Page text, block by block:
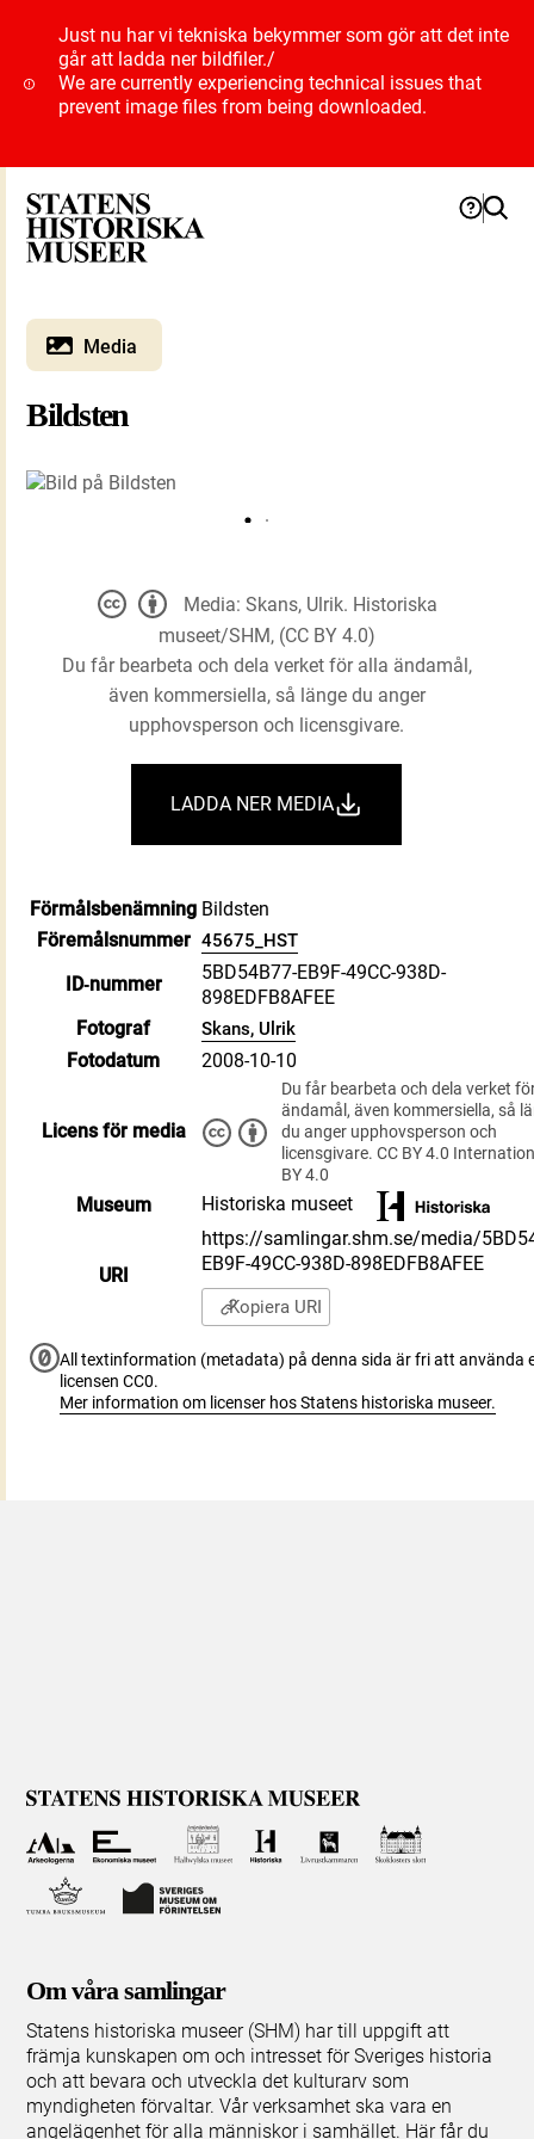
Just nu har vi tekniska bekymmer som gör att det inte
går att ladda ner bildfiler./
We are currently experiencing technical issues that
prevent image files from being downloaded.
Media
Bildsten
Förmålsbenämning Bildsten
Föremålsnummer 45675_HST
ID‑nummer
5BD54B77-EB9F-49CC-938D-
898EDFB8AFEE
Fotograf
Skans, Ulrik
Fotodatum 2008-10-10
Licens för media
Du får bearbeta och dela verket
ändamål, även kommersiella, så
du anger upphovsperson och
licensgivare. CC BY 4.0
BY 4.0
Museum Historiska museet
URI
https://samlingar.shm.se/media/
EB9F-49CC-938D-898EDFB8AFEE
Kopiera URI
All textinformation (metadata) på denna sida är fri att använda
licensen CC0.
Mer information om licenser hos Statens historiska museer.
Media: Skans, Ulrik. Historiska
museet/SHM, (CC BY 4.0)
Du får bearbeta och dela verket för alla ändamål,
även kommersiella, så länge du anger
upphovsperson och licensgivare.
LADDA NER MEDIA
Om våra samlingar
Statens historiska museer (SHM) har till uppgift att
främja kunskapen om och intresset för Sveriges historia
och att bevara och utveckla det kulturarv som
myndigheten förvaltar. Vår verksamhet ska vara en
angelägenhet för alla människor i samhället. Här får du